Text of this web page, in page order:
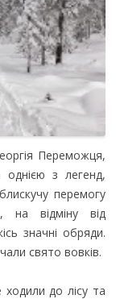
Переможця,
з легенд,
перемогу
на відміну від
значні обряди.
свято вовків.
до лісу та